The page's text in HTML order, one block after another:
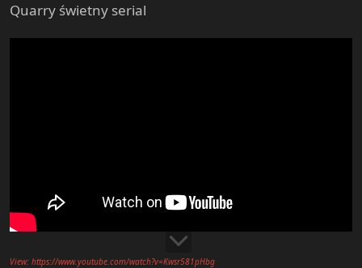
Quarry świetny serial
View: https://www.youtube.com/watch?v=Kwsr581pHbg